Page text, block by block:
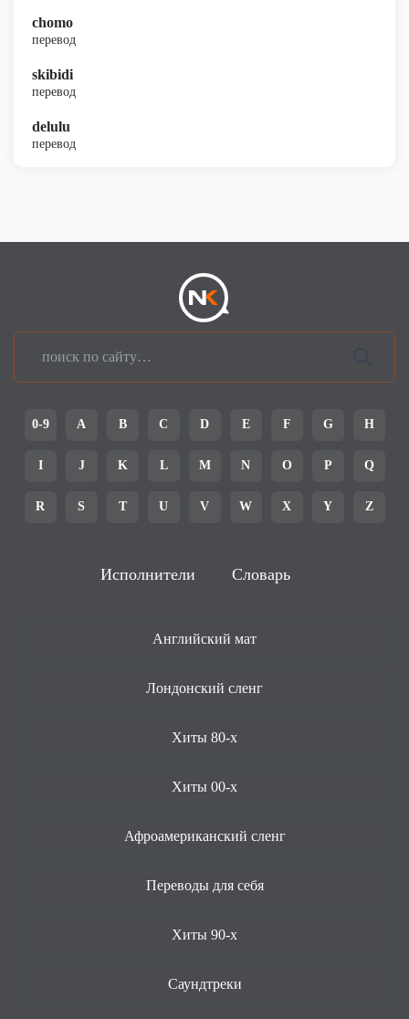
chomo
перевод
skibidi
перевод
delulu
перевод
0-9 A B C D E F G H
I J K L M N O P Q
R S T U V W X Y Z
Исполнители Словарь
Английский мат
Лондонский сленг
Хиты 80-х
Хиты 00-х
Афроамериканский сленг
Переводы для себя
Хиты 90-х
Саундтреки